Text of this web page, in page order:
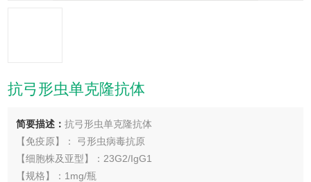
抗弓形虫单克隆抗体
简要描述：抗弓形虫单克隆抗体
【免疫原】： 弓形虫病毒抗原
【细胞株及亚型】：23G2/IgG1
【规格】：1mg/瓶